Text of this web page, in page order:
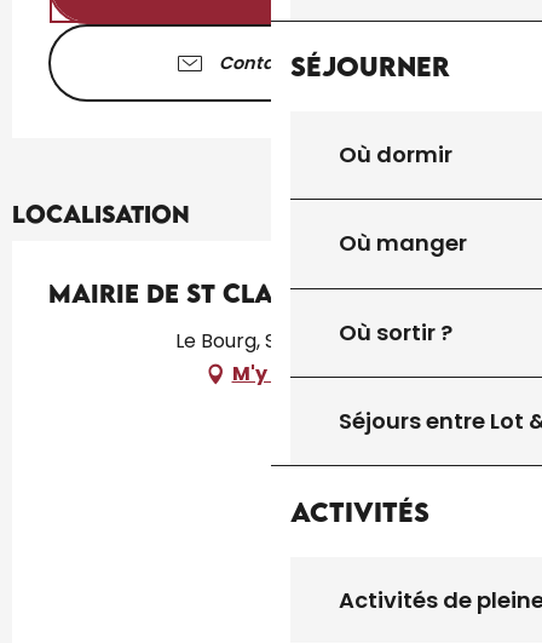
Séjourner
Où dormir
Où manger
Où sortir ?
Séjours entre Lot
Activités
Activités de
Contactez-nous
Localisation
Mairie de St Clair
Le Bourg, Saint-Clair
M'y rendre